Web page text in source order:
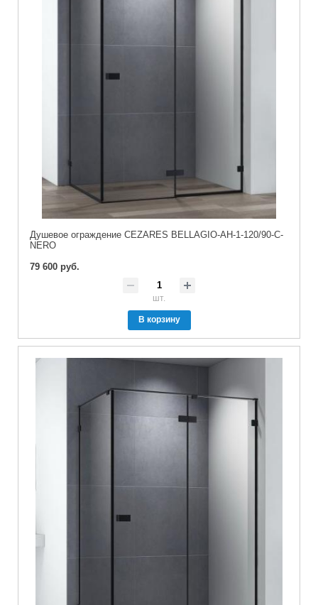
Душевое ограждение CEZARES BELLAGIO-AH-1-120/90-C-
NERO
79 600 руб.
шт.
В корзину